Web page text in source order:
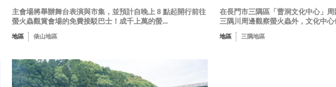
25 26 27 28 30
« 7 月 9 月 »
依關鍵字搜尋 by Freeword
主會場將舉辦舞台表演與市集，並預計自晚上 8 點起開行前往
螢火蟲觀賞會場的免費接駁巴士！成千上萬的螢...
地區 俵山地區
在長門市三隅區「曹洞文化中心」
三隅川周邊觀察螢火蟲外，文化中
地區 三隅地區